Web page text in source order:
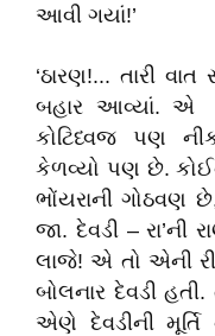
આવી ગયાં!’
‘ઠારણ!... તારી
બહાર આવ્યાં. એ
કોટિધ્વજ પણ
કેળવ્યો પણ છે.
ભોંયરાની ગોઠવણ
જા. દેવડી – રા’ની
લાજે! એ તો એની
બોલનાર દેવડી
એણે દેવડીની મૂર્તિ